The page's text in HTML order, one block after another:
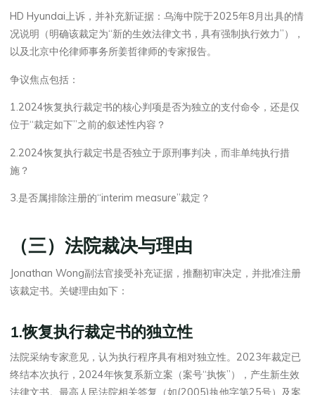
HD Hyundai上诉，并补充新证据：乌海中院于2025年8月出具的情
况说明（明确该裁定为“新的生效法律文书，具有强制执行效力”），
以及北京中伦律师事务所姜哲律师的专家报告。
争议焦点包括：
1.2024恢复执行裁定书的核心判项是否为独立的支付命令，还是仅
位于“裁定如下”之前的叙述性内容？
2.2024恢复执行裁定书是否独立于原刑事判决，而非单纯执行措
施？
3.是否属排除注册的“interim measure”裁定？
（三）法院裁决与理由
Jonathan Wong副法官接受补充证据，推翻初审决定，并批准注册
该裁定书。关键理由如下：
1.恢复执行裁定书的独立性
法院采纳专家意见，认为执行程序具有相对独立性。2023年裁定已
终结本次执行，2024年恢复系新立案（案号“执恢”），产生新生效
法律文书。最高人民法院相关答复（如(2005)执他字第25号）及案